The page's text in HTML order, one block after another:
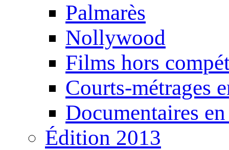
Palmarès
Nollywood
Films hors
Courts-métrages
Documentaires
Édition 2013